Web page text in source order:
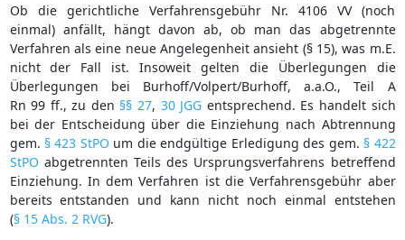
Ob die gerichtliche Verfahrensgebühr Nr. 4106 VV (noch
einmal) anfällt, hängt davon ab, ob man das abgetrennte
Verfahren als eine neue Angelegenheit ansieht (§ 15), was m.E.
nicht der Fall ist. Insoweit gelten die Überlegungen die
Überlegungen bei Burhoff/Volpert/Burhoff, a.a.O., Teil A
Rn 99 ff., zu den §§ 27, 30 JGG entsprechend. Es handelt sich
bei der Entscheidung über die Einziehung nach Abtrennung
gem. § 423 StPO um die endgültige Erledigung des gem. § 422
StPO abgetrennten Teils des Ursprungsverfahrens betreffend
Einziehung. In dem Verfahren ist die Verfahrensgebühr aber
bereits entstanden und kann nicht noch einmal entstehen
(§ 15 Abs. 2 RVG).